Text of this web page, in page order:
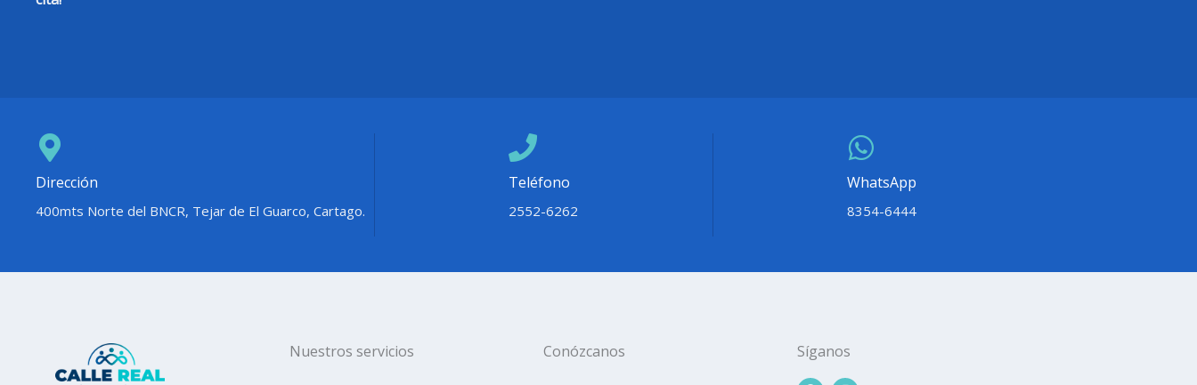
Dirección
400mts Norte del BNCR, Tejar de El Guarco, Cartago.
Teléfono
2552-6262
WhatsApp
8354-6444
Nuestros servicios Conózcanos Síganos